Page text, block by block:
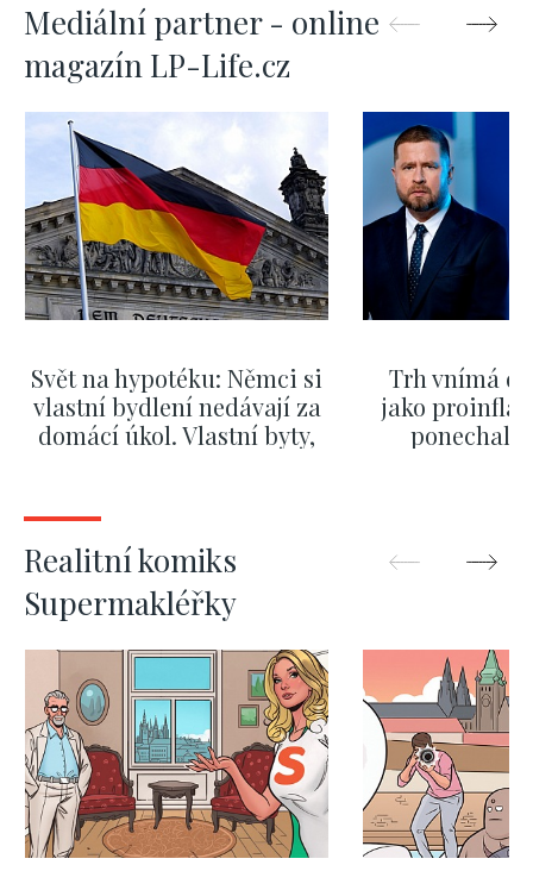
Mediální partner - online
magazín LP-Life.cz
Svět na hypotéku: Němci si
vlastní bydlení nedávají za
domácí úkol. Vlastní byty,
Trh vnímá
jako
ponechali
Realitní komiks
Supermakléřky